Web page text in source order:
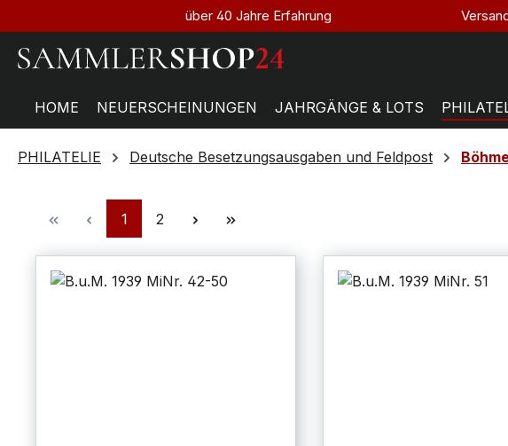
über 40 Jahre Erfahrung
HOME NEUERSCHEINUNGEN JAHRGÄNGE & LOTS
PHILATELIE Deutsche Besetzungsausgaben und Feldpost
1 2